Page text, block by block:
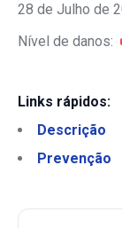
28 de Julho de
Nível de danos:
Links rápidos:
Descrição
Prevenção